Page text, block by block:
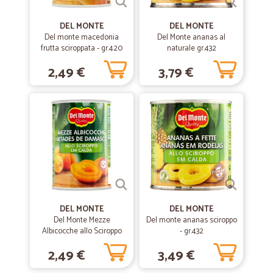
29/05/2020
—Valentina D.
Ottimo! Ordine in tempo e veloce!
22/04/2020
Barbara R.
Ottimo servizio veloci comodo e…
Ottimo servizio veloci comodo e prodotti vasti
27/01/2020
—Gianluca C.
Esperienza Positiva
Servizio rapido ed efficente. Acquisterò nuovamente.
—Gennaro T.
Servizio ottimo
Servizio ottimo, prezzo ottimo, e sopratutto serietà che non gusta mai
DEL MONTE
Del monte macedonia
frutta sciroppata - gr.420
2,49 €
DEL MONTE
Del Monte ananas al
naturale gr.432
3,79 €
DEL MONTE
Del Monte Mezze
Albicocche allo Sciroppo
2,49 €
DEL MONTE
Del monte ananas sciroppo
- gr.432
3,49 €